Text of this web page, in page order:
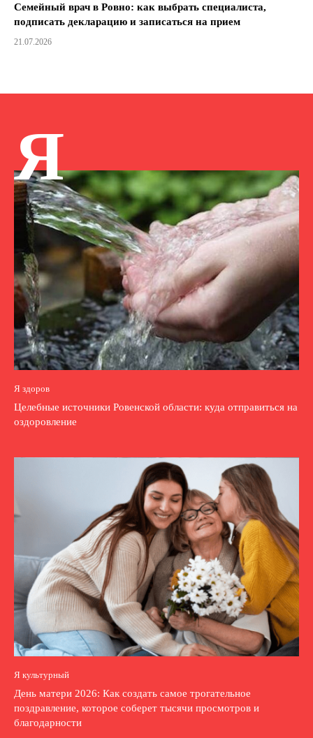
Семейный врач в Ровно: как выбрать специалиста,
подписать декларацию и записаться на прием
21.07.2026
Я
Я здоров
Целебные источники Ровенской области: куда отправиться на
оздоровление
Я культурный
День матери 2026: Как создать самое трогательное
поздравление, которое соберет тысячи просмотров и
благодарности